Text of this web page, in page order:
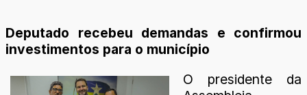
Deputado recebeu demandas e confirmou
investimentos para o município
O presidente da